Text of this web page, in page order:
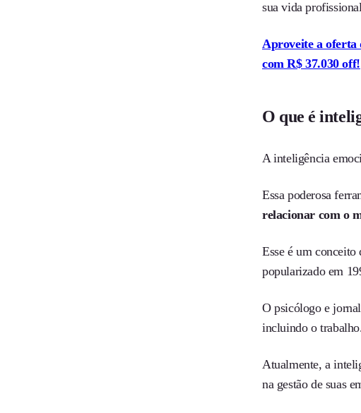
sua vida
Aproveite a oferta
com R$ 37.030 off!
O que é
A inteligência
Essa poderosa
relacionar com o
Esse é um
popularizado em
O psicólogo e
incluindo o
Atualmente, a
na gestão de suas